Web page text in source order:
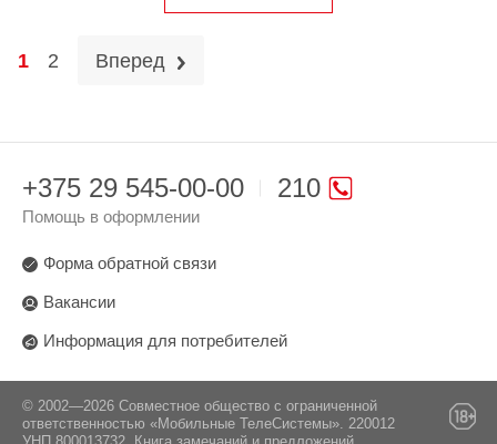
1 2 Вперед
210
+375 29 545-00-00
Помощь в оформлении
Форма обратной связи
Вакансии
Информация для потребителей
© 2002—2026 Совместное общество с ограниченной
ответственностью «Мобильные ТелеСистемы». 220012